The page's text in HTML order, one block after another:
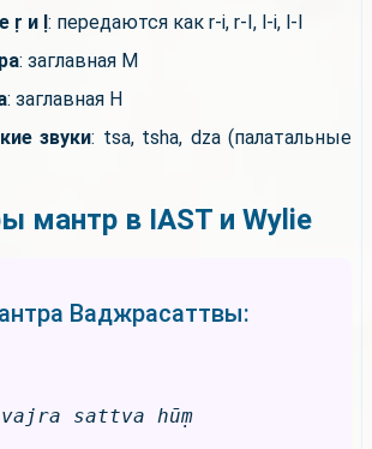
ṛ и ḷ: передаются как r-i, r-I, l-i, l-I
: заглавная M
: заглавная H
звуки: tsa, tsha, dza (палатальные
мантр в IAST и Wylie
Ваджрасаттвы:
vajra sattva hūṃ